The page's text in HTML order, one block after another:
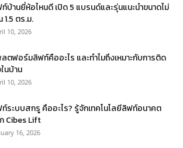
บ้านยี่ห้อไหนดี เปิด 5 แบรนด์และรุ่นแนะนำขนาดไม่
1.5 ตร.ม.
10, 2026
ตฟอร์มลิฟท์คืออะไร และทำไมถึงเหมาะกับการติด
นบ้าน
10, 2026
ระบบสกรู คืออะไร? รู้จักเทคโนโลยีลิฟท์อนาคต
Cibes Lift
16, 2026